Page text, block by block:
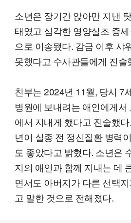
소년은 장기간 앉아만 지낸
태였고 심각한 영양실조 증
으로 이송됐다. 감금 이후 샤
못했다고 수사관들에게 진술
친부는 2024년 11월, 당시 7
병원에 보내려는 애인에게
에서 지내게 했다고 진술했
년이 실종 전 정신질환 병력
도 좋았다고 밝혔다. 소년은
지의 애인과 함께 지내는 데
면서도 아버지가 다른 선택
고 말한 것으로 전해졌다.